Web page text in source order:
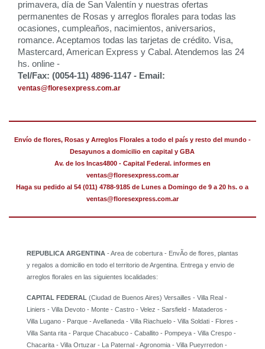
primavera, día de San Valentín y nuestras ofertas
permanentes de Rosas y arreglos florales para todas las
ocasiones, cumpleaños, nacimientos, aniversarios,
romance. Aceptamos todas las tarjetas de crédito. Visa,
Mastercard, American Express y Cabal. Atendemos las 24
hs. online -
Tel/Fax: (0054-11) 4896-1147 - Email:
ventas@floresexpress.com.ar
Envío de flores, Rosas y Arreglos Florales a todo el país y resto del mundo -
Desayunos a domicilio en capital y GBA
Av. de los Incas4800 - Capital Federal. informes en
ventas@floresexpress.com.ar
Haga su pedido al 54 (011) 4788-9185 de Lunes a Domingo de 9 a 20 hs. o a
ventas@floresexpress.com.ar
REPUBLICA ARGENTINA - Area de cobertura - EnvÃ­o de flores, plantas
y regalos a domicilio en todo el territorio de Argentina. Entrega y envio de
arreglos florales en las siguientes localidades:
CAPITAL FEDERAL (Ciudad de Buenos Aires) Versailles - Villa Real -
Liniers - Villa Devoto - Monte - Castro - Velez - Sarsfield - Mataderos -
Villa Lugano - Parque - Avellaneda - Villa Riachuelo - Villa Soldati - Flores -
Villa Santa rita - Parque Chacabuco - Caballito - Pompeya - Villa Crespo -
Chacarita - Villa Ortuzar - La Paternal - Agronomia - Villa Pueyrredon -